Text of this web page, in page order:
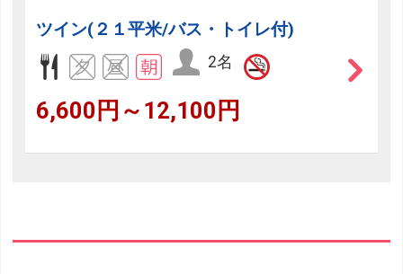
ツイン(２１平米/バス・トイレ付)
2名
6,600円～12,100円